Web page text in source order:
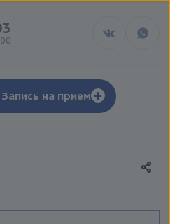
Запись на прием +